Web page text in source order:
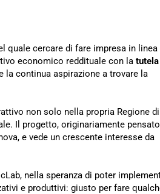
quale cercare di fare impresa in linea
economico reddituale con la tutela
la continua aspirazione a trovare la
non solo nella propria Regione di
Il progetto, originariamente pensato
e vede un crescente interesse da
nella speranza di poter
e produttivi: giusto per fare